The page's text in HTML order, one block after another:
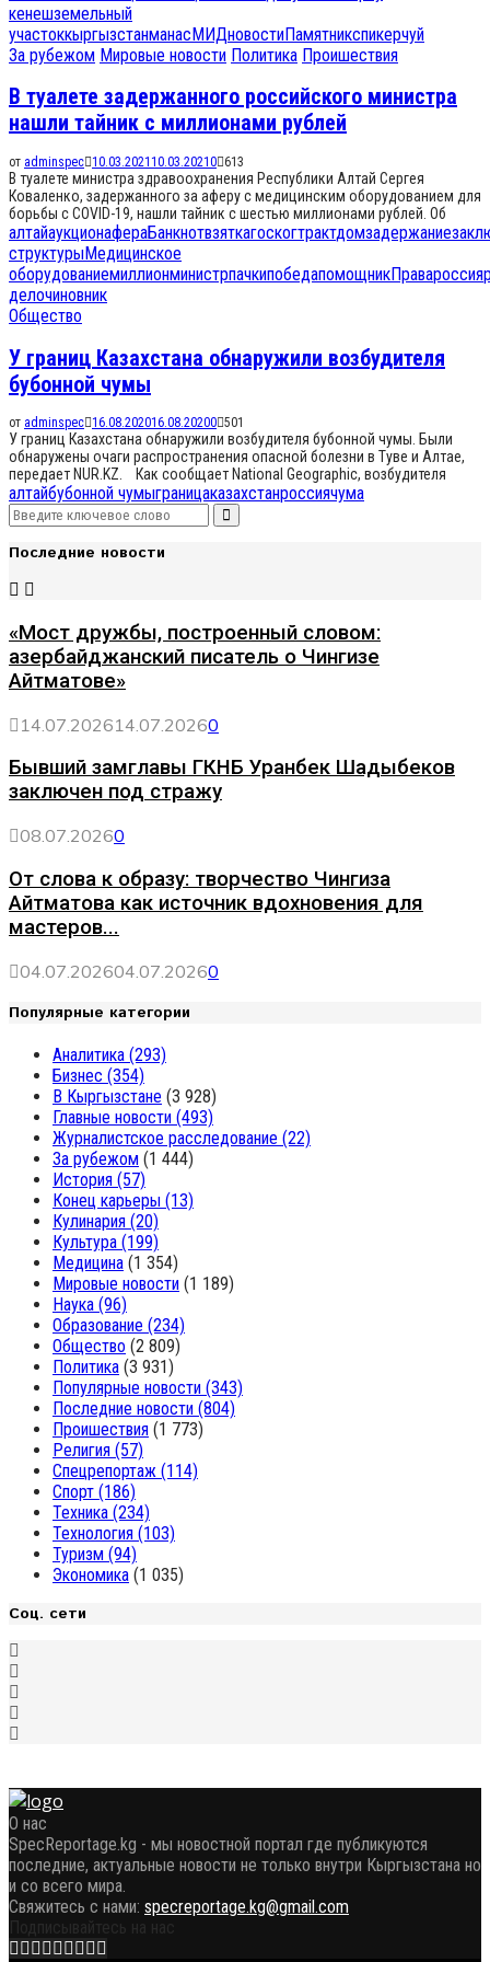
кенешземельный
участоккыргызстанманасМИДновостиПамятникспикерчуй
За рубежом Мировые новости Политика Проишествия
В туалете задержанного российского министра
нашли тайник с миллионами рублей
от adminspec 10.03.2021 10.03.20210 613
В туалете министра здравоохранения Республики Алтай Сергея
Коваленко, задержанного за аферу с медицинским оборудованием для
борьбы с COVID-19, нашли тайник с шестью миллионами рублей. Об
алтайаукционафераБанкнотвзяткагоскогтрактдомзадержание
структурыМедицинское
оборудованиемиллионминистрпачкипобедапомощникПравароссия
делочиновник
Общество
У границ Казахстана обнаружили возбудителя
бубонной чумы
от adminspec 16.08.202016.08.20200 501
У границ Казахстана обнаружили возбудителя бубонной чумы. Были
обнаружены очаги распространения опасной болезни в Туве и Алтае,
передает NUR.KZ. Как сообщает National Geographic, возбудителя
алтайбубонной чумыграницаказахстанроссиячума
Search
Search
Последние новости
«Мост дружбы, построенный словом:
азербайджанский писатель о Чингизе
Айтматове»
14.07.202614.07.20260
Бывший замглавы ГКНБ Уранбек Шадыбеков
заключен под стражу
08.07.20260
От слова к образу: творчество Чингиза
Айтматова как источник вдохновения для
мастеров...
04.07.202604.07.20260
Популярные категории
Аналитика (293)
Бизнес (354)
В Кыргызстане (3 928)
Главные новости (493)
Журналистское расследование (22)
За рубежом (1 444)
История (57)
Конец карьеры (13)
Кулинария (20)
Культура (199)
Медицина (1 354)
Мировые новости (1 189)
Наука (96)
Образование (234)
Общество (2 809)
Политика (3 931)
Популярные новости (343)
Последние новости (804)
Проишествия (1 773)
Религия (57)
Спецрепортаж (114)
Спорт (186)
Техника (234)
Технология (103)
Туризм (94)
Экономика (1 035)
Соц. сети
О нас
SpecReportage.kg - мы новостной портал где публикуются
последние, актуальные новости не только внутри Кыргызстана но
и со всего мира.
Свяжитесь с нами: specreportage.kg@gmail.com
Подписывайтесь на нас
Facebook
Twitter
Instagram
Youtube
Email
VkTelegram
Whatsapp